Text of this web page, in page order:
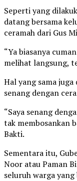
Seperti yang
datang bersama
ceramah dari Gus
“Ya biasanya
melihat langsung,
Hal yang sama
senang dengan
“Saya senang
tak membosankan
Bakti.
Sementara itu,
Noor atau Paman
seluruh warga